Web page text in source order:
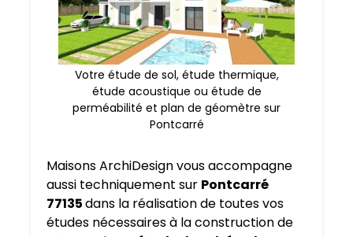
Votre étude de sol, étude thermique,
étude acoustique ou étude de
perméabilité et plan de géomètre sur
Pontcarré
Maisons ArchiDesign vous accompagne
aussi techniquement sur Pontcarré
77135dans la réalisation de toutes vos
études nécessaires à la construction de